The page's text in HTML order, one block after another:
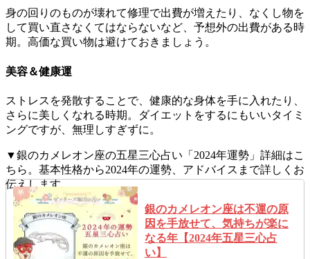
身の回りのものが壊れて修理で出費が増えたり、なくし物を
して買い直さなくてはならないなど、予想外の出費がある時
期。高価な買い物は避けておきましょう。
美容＆健康運
ストレスを発散することで、健康的な身体を手に入れたり、
さらに美しくなれる時期。ダイエットをするにもいいタイミ
ングですが、無理しすぎずに。
▼銀のカメレオン座の五星三心占い「2024年運勢」詳細はこ
ちら。基本性格から2024年の運勢、アドバイスまで詳しくお
伝えします。
銀のカメレオン座は不運の原
因を手放せて、気持ちが楽に
なる年【2024年五星三心占
い】